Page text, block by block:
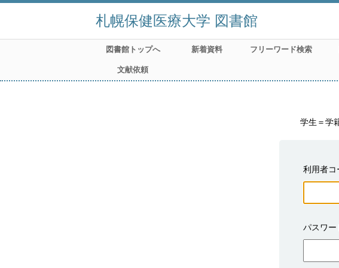
札幌保健医療大学 図書館
図書館トップへ 新着資料 フリーワード検索
文献依頼
【利
学生＝学
利用者コ
パスワー